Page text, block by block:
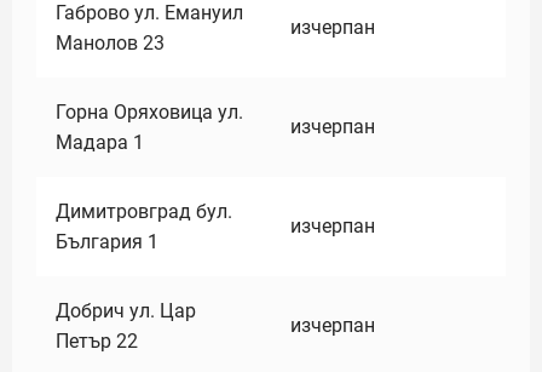
Габрово ул. Емануил
Манолов 23
изчерпан
Горна Оряховица ул.
Мадара 1
изчерпан
Димитровград бул.
България 1
изчерпан
Добрич ул. Цар
Петър 22
изчерпан